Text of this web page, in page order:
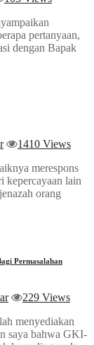
pertanyaan,
dengan Bapak
1410 Views
merespons
kepercayaan lain
orang
Permasalahan
229 Views
menyediakan
saya bahwa GKI-